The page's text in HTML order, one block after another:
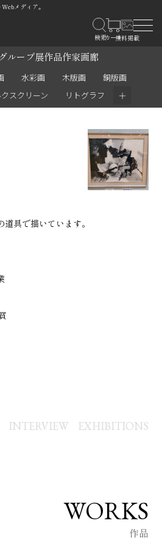
メディア。
グループ展作品作家画廊
水彩画 木版画
銅版画
スクリーン リトグラフ ＋
具で描いています。
INTERVIEW EXHIBITIONS
WORKS
作品